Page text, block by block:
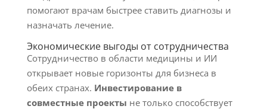
помогают врачам быстрее ставить диагнозы и
назначать лечение.
Экономические выгоды от сотрудничества
Сотрудничество в области медицины и ИИ
открывает новые горизонты для бизнеса в
обеих странах. Инвестирование в
совместные проекты не только способствует